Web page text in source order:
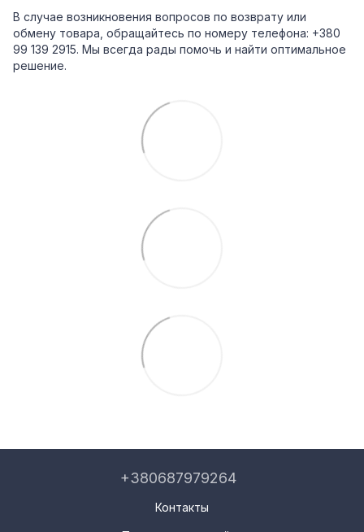
В случае возникновения вопросов по возврату или
обмену товара, обращайтесь по номеру телефона: +380
99 139 2915. Мы всегда рады помочь и найти оптимальное
решение.
+380687979264
Контакты